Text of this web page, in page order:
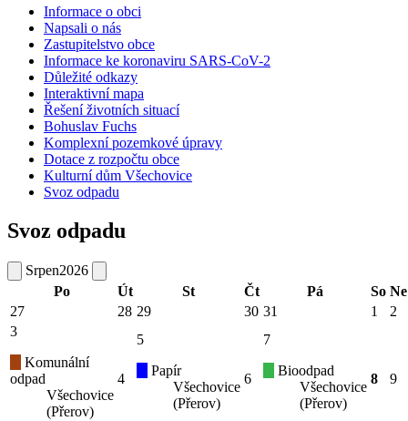
Informace o obci
Napsali o nás
Zastupitelstvo obce
Informace ke koronaviru SARS-CoV-2
Důležité odkazy
Interaktivní mapa
Řešení životních situací
Bohuslav Fuchs
Komplexní pozemkové úpravy
Dotace z rozpočtu obce
Kulturní dům Všechovice
Svoz odpadu
Svoz odpadu
Srpen2026
Po
Út St Čt Pá So Ne
27
28 29 30 31 1
2
3
Komunální
odpad
Všechovice
(Přerov)
4
5
Papír
Všechovice
(Přerov)
6
7
Bioodpad
Všechovice
(Přerov)
8 9